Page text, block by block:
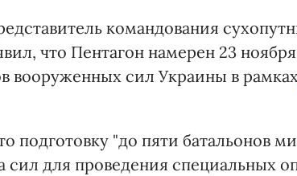
командования
что Пентагон намерен 23
вооруженных сил Украины в рамках
подготовку "до пяти батальонов
сил для проведения специальных